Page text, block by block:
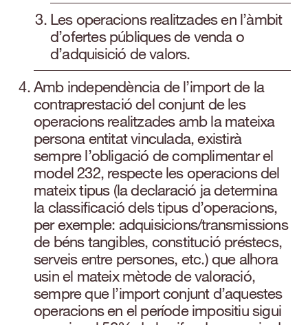
Les operacions realitzades en l’àmbit
d’ofertes públiques de venda o
d’adquisició de valors.
Amb independència de l’import de la
contraprestació del conjunt de les
operacions realitzades amb la mateixa
persona entitat vinculada, existirà
sempre l’obligació de complimentar el
model 232, respecte les operacions del
mateix tipus (la declaració ja determina
la classificació dels tipus d’operacions,
per exemple: adquisicions/transmissions
de béns tangibles, constitució préstecs,
serveis entre persones, etc.) que alhora
usin el mateix mètode de valoració,
sempre que l’import conjunt d’aquestes
operacions en el període impositiu sigui